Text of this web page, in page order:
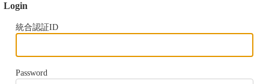
Login
統合認証ID
Password